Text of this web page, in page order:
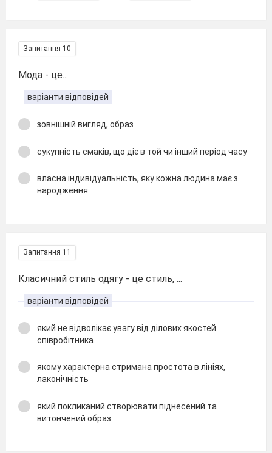
Запитання 10
Мода - це...
варіанти відповідей
зовнішній вигляд, образ
сукупність смаків, що діє в той чи інший період часу
власна індивідуальність, яку кожна людина має з
народження
Запитання 11
Класичний стиль одягу - це стиль, ...
варіанти відповідей
який не відволікає увагу від ділових якостей
співробітника
якому характерна стримана простота в лініях,
лаконічність
який покликаний створювати піднесений та
витончений образ